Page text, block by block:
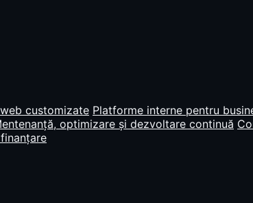
customizate Platforme interne pentru
optimizare și dezvoltare continuă